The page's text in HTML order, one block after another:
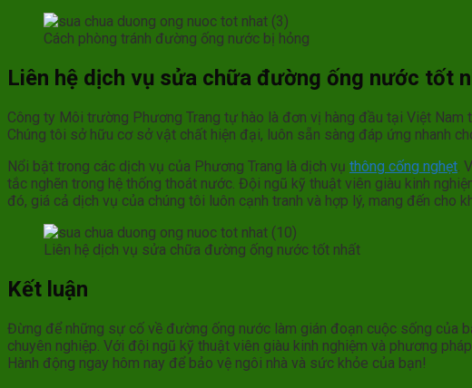
Cách phòng tránh đường ống nước bị hỏng
Liên hệ dịch vụ sửa chữa đường ống nước tốt
Công ty Môi trường Phương Trang tự hào là đơn vị hàng đầu tại Việt
Chúng tôi sở hữu cơ sở vật chất hiện đại, luôn sẵn sàng đáp ứng nhanh
Nổi bật trong các dịch vụ của Phương Trang là dịch vụ thông cống nghẹt.
tắc nghẽn trong hệ thống thoát nước. Đội ngũ kỹ thuật viên giàu kinh
đó, giá cả dịch vụ của chúng tôi luôn cạnh tranh và hợp lý, mang đến cho
Liên hệ dịch vụ sửa chữa đường ống nước tốt nhất
Kết luận
Đừng để những sự cố về đường ống nước làm gián đoạn cuộc sống của
chuyên nghiệp. Với đội ngũ kỹ thuật viên giàu kinh nghiệm và phương
Hành động ngay hôm nay để bảo vệ ngôi nhà và sức khỏe của bạn!